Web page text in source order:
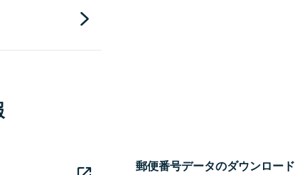
郵便番号データのダウンロード